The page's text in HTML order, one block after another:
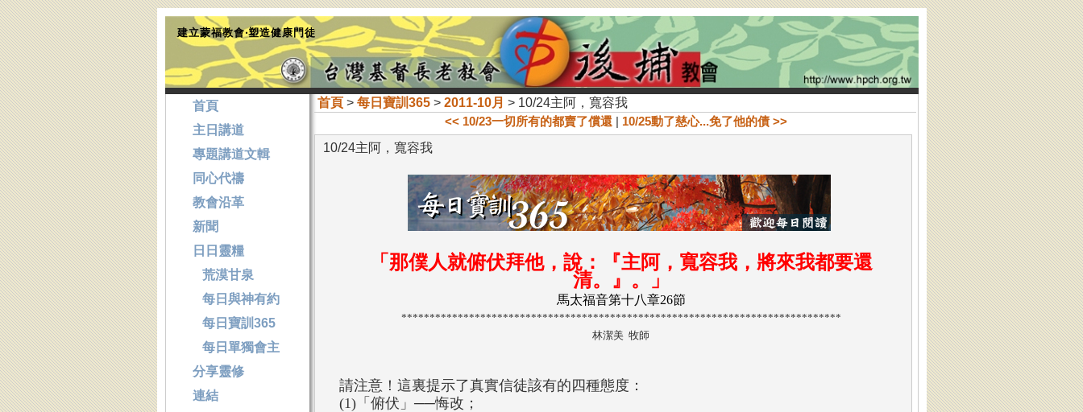
建立蒙福教會‧塑造健康門徒
首頁> 每日寶訓365> 2011-10月 > 10/24主阿，寬容我
<< 10/23一切所有的都賣了償還 | 10/25動了慈心...免了他的債 >>
10/24主阿，寬容我
「那僕人就俯伏拜他，說：『主阿，寬容我，將來我都要還
清。』。
」
馬太福音第十八章26節
******************************************************************************
林潔美 牧師
請注意！這裏提示了真實信徒該有的四種態度：
(1)「俯伏」──悔改；
首頁
主日講道
專題講道文輯
同心代禱
教會沿革
新聞
日日靈糧
荒漠甘泉
每日與神有約
每日寶訓365
每日單獨會主
分享靈修
連結